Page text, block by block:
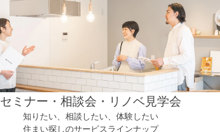
セミナー・相談会・リノベ見学会
知りたい、相談したい、体験したい
住まい探しのサービスラインナップ